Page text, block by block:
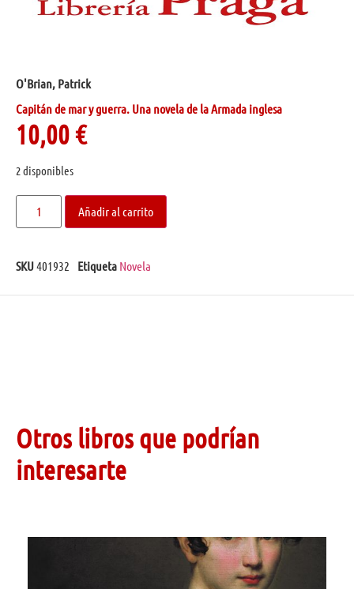
O'Brian, Patrick
Capitán de mar y guerra. Una novela de la Armada inglesa
10,00€
2 disponibles
Añadir al carrito
SKU401932 Etiqueta Novela
Otros libros que podrían
interesarte